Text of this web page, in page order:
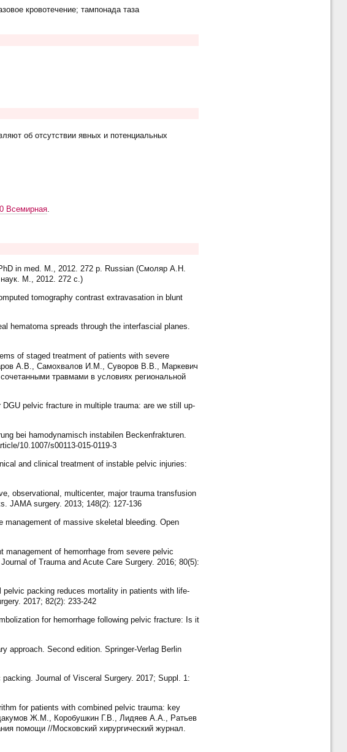
кровотечение; тампонада таза
об отсутствии явных и потенциальных
Всемирная.
in med. M., 2012. 272 p. Russian (Смоляр А.Н.
М., 2012. 272 с.)
tomography contrast extravasation in blunt
hematoma spreads through the interfascial planes.
of staged treatment of patients with severe
А.В., Самохвалов И.М., Суворов В.В., Маркевич
травмами в условиях региональной
pelvic fracture in multiple trauma: are we still up-
bei hamodynamisch instabilen Beckenfrakturen.
10.1007/s00113-015-0119-3
and clinical treatment of instable pelvic injuries:
observational, multicenter, major trauma transfusion
JAMA surgery. 2013; 148(2): 127-136
of massive skeletal bleeding. Open
of hemorrhage from severe pelvic
of Trauma and Acute Care Surgery. 2016; 80(5):
packing reduces mortality in patients with life-
2017; 82(2): 233-242
for hemorrhage following pelvic fracture: Is it
approach. Second edition. Springer-Verlag Berlin
Journal of Visceral Surgery. 2017; Suppl. 1:
for patients with combined pelvic trauma: key
Ж.М., Коробушкин Г.В., Лидяев А.А., Ратьев
помощи //Московский хирургический журнал.